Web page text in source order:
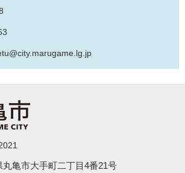
亀市大手町二丁目4番21号